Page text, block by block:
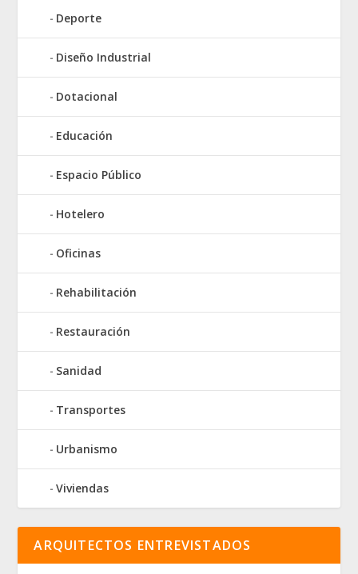
Deporte
Diseño Industrial
Dotacional
Educación
Espacio Público
Hotelero
Oficinas
Rehabilitación
Restauración
Sanidad
Transportes
Urbanismo
Viviendas
ARQUITECTOS ENTREVISTADOS